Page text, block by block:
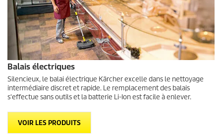
Balais électriques
Silencieux, le balai électrique Kärcher excelle dans le nettoyage
intermédiaire discret et rapide. Le remplacement des balais
s'effectue sans outils et la batterie Li-Ionest facile à enlever.
VOIR LES PRODUITS